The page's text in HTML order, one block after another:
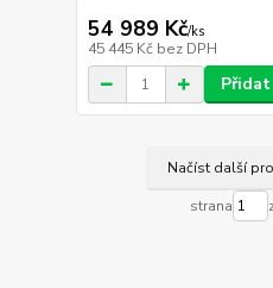
54 989 Kč/ks
45 445 Kč bez DPH
Načíst další
strana